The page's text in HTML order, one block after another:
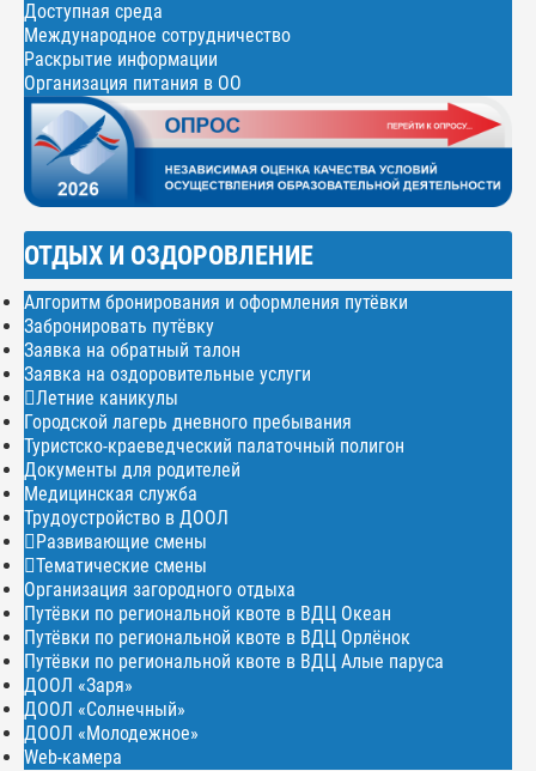
Доступная среда
Международное сотрудничество
Раскрытие информации
Организация питания в ОО
ОТДЫХ И ОЗДОРОВЛЕНИЕ
Алгоритм бронирования и оформления путёвки
Забронировать путёвку
Заявка на обратный талон
Заявка на оздоровительные услуги
Летние каникулы
Городской лагерь дневного пребывания
Туристско-краеведческий палаточный полигон
Документы для родителей
Медицинская служба
Трудоустройство в ДООЛ
Развивающие смены
Тематические смены
Организация загородного отдыха
Путёвки по региональной квоте в ВДЦ Океан
Путёвки по региональной квоте в ВДЦ Орлёнок
Путёвки по региональной квоте в ВДЦ Алые паруса
ДООЛ «Заря»
ДООЛ «Солнечный»
ДООЛ «Молодежное»
Web-камера